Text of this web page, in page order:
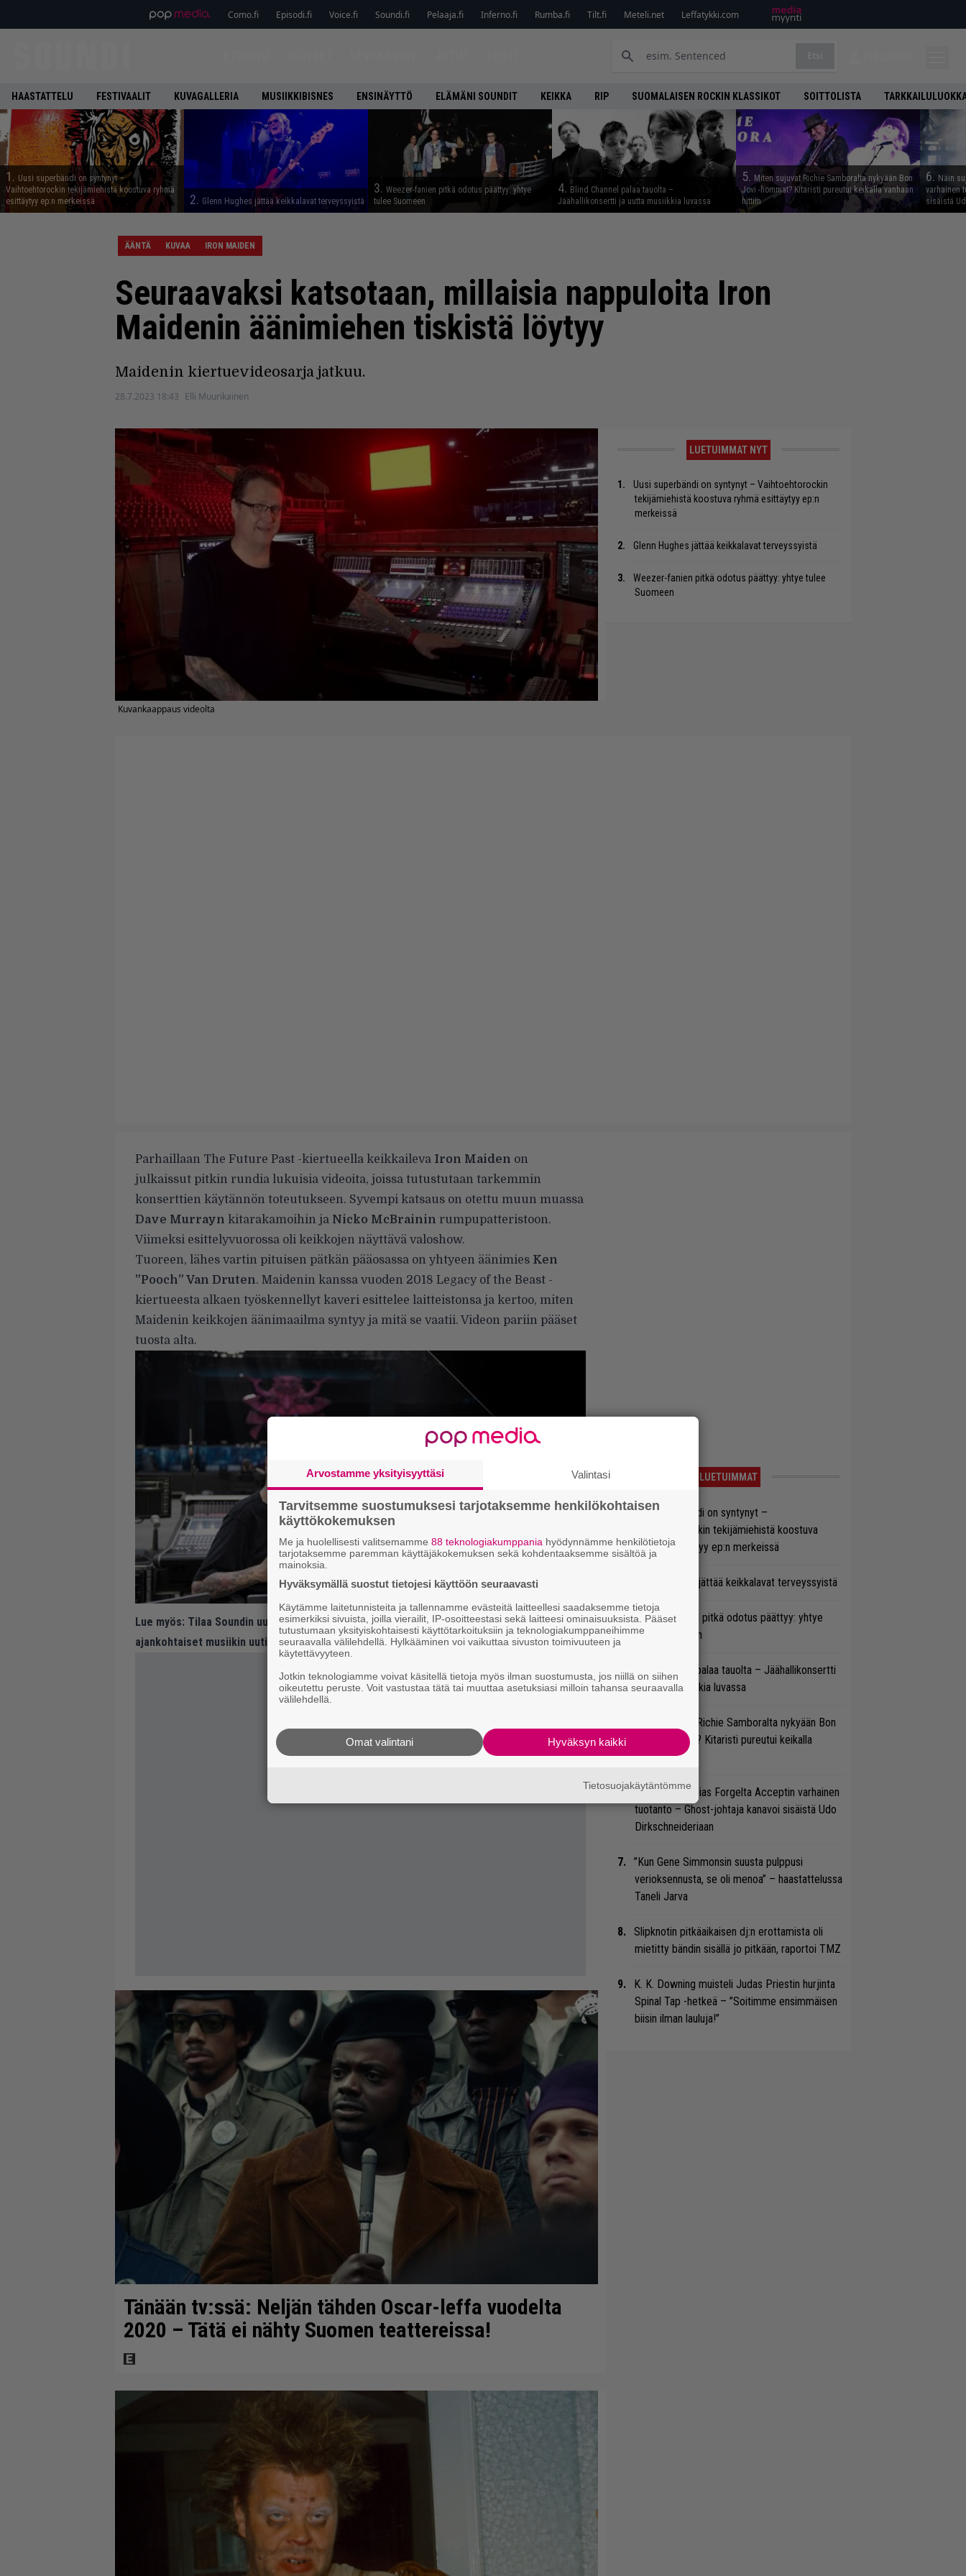
Como.fi Episodi.fi Voice.fi Soundi.fi Pelaaja.fi Inferno.fi Rumba.fi Tilt.fi Meteli.net Leffatykki.com
HAASTATTELU FESTIVAALIT KUVAGALLERIA MUSIIKKIBISNES ENSINÄYTTÖ ELÄMÄNI SOUNDIT KEIKKA RIP SUOMALAISEN ROCKIN KLASSIKOT SOITTOLISTA
1. Uusi superbändi on syntynyt –
Vaihtoehtorockin tekijämiehistä koostuva ryhmä
esittäytyy ep:n merkeissä
2. Glenn Hughes jättää keikkalavat terveyssyistä
3. Weezer-fanien pitkä odotus päättyy: yhtye
tulee Suomeen
4. Blind Channel palaa tauolta –
Jäähallikonsertti ja uutta musiikkia luvassa
5. Miten sujuvat Richie Samboralta nykyään Bon
Jovi -hommat? Kitaristi pureutui keikalla vanhaan
hittiin
6. Näin
varhainen
sisäistä
ÄÄNTÄ KUVAA IRON MAIDEN
Seuraavaksi katsotaan, millaisia nappuloita Iron
Maidenin äänimiehen tiskistä löytyy
Maidenin kiertuevideosarja jatkuu.
28.7.2023 18:43 Elli Muurikainen
Kuvankaappaus videolta
LUETUIMMAT NYT
Uusi superbändi on syntynyt – Vaihtoehtorockin
tekijämiehistä koostuva ryhmä esittäytyy ep:n
merkeissä
Glenn Hughes jättää keikkalavat terveyssyistä
Weezer-fanien pitkä odotus päättyy: yhtye tulee
Suomeen
Parhaillaan The Future Past -kiertueella keikkaileva Iron Maiden on
julkaissut pitkin rundia lukuisia videoita, joissa tutustutaan tarkemmin
konserttien käytännön toteutukseen. Syvempi katsaus on otettu muun muassa
Dave Murrayn kitarakamoihin ja Nicko McBrainin rumpupatteristoon.
Viimeksi esittelyvuorossa oli keikkojen näyttävä valoshow.
Tuoreen, lähes vartin pituisen pätkän pääosassa on yhtyeen äänimies Ken
”Pooch” Van Druten. Maidenin kanssa vuoden 2018 Legacy of the Beast -
kiertueesta alkaen työskennellyt kaveri esittelee laitteistonsa ja kertoo, miten
Maidenin keikkojen äänimaailma syntyy ja mitä se vaatii. Videon pariin pääset
tuosta alta.
Lue myös: Tilaa Soundin uutiskirje ja tiedät mistä kahvitauolla puhutaan! Nappaa
ajankohtaiset musiikin uutiset ja puheenaiheet suoraan sähköpostiin tästä.
Tänään tv:ssä: Neljän tähden Oscar-leffa vuodelta
2020 – Tätä ei nähty Suomen teattereissa!
LUETUIMMAT
Uusi superbändi on syntynyt –
Vaihtoehtorockin tekijämiehistä koostuva
ryhmä esittäytyy ep:n merkeissä
Glenn Hughes jättää keikkalavat terveyssyistä
Weezer-fanien pitkä odotus päättyy: yhtye
tulee Suomeen
Blind Channel palaa tauolta – Jäähallikonsertti
ja uutta musiikkia luvassa
Miten sujuvat Richie Samboralta nykyään Bon
Jovi -hommat? Kitaristi pureutui keikalla
vanhaan hittiin
Näin sujuu Tobias Forgelta Acceptin varhainen
tuotanto – Ghost-johtaja kanavoi sisäistä Udo
Dirkschneideriaan
”Kun Gene Simmonsin suusta pulppusi
verioksennusta, se oli menoa” – haastattelussa
Taneli Jarva
Slipknotin pitkäaikaisen dj:n erottamista oli
mietitty bändin sisällä jo pitkään, raportoi TMZ
K. K. Downing muisteli Judas Priestin hurjinta
Spinal Tap -hetkeä – ”Soitimme ensimmäisen
biisin ilman lauluja!”
Arvostamme yksityisyyttäsi Valintasi
Tarvitsemme suostumuksesi tarjotaksemme henkilökohtaisen
käyttökokemuksen
Me ja huolellisesti valitsemamme 88 teknologiakumppania hyödynnämme henkilötietoja
tarjotaksemme paremman käyttäjäkokemuksen sekä kohdentaaksemme sisältöä ja
mainoksia.
Hyväksymällä suostut tietojesi käyttöön seuraavasti
Käytämme laitetunnisteita ja tallennamme evästeitä laitteellesi saadaksemme tietoja
esimerkiksi sivuista, joilla vierailit, IP-osoitteestasi sekä laitteesi ominaisuuksista. Pääset
tutustumaan yksityiskohtaisesti käyttötarkoituksiin ja teknologiakumppaneihimme
seuraavalla välilehdellä. Hylkääminen voi vaikuttaa sivuston toimivuuteen ja
käytettävyyteen.
Jotkin teknologiamme voivat käsitellä tietoja myös ilman suostumusta, jos niillä on siihen
oikeutettu peruste. Voit vastustaa tätä tai muuttaa asetuksiasi milloin tahansa seuraavalla
välilehdellä.
Hyväksyn kaikki
Omat valintani
Tietosuojakäytäntömme